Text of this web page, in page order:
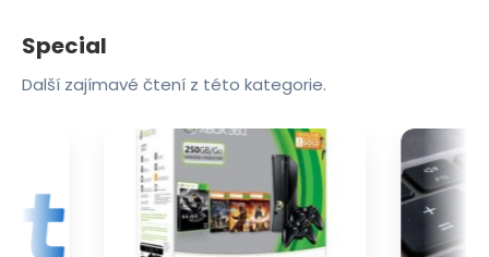
Special
Další zajímavé čtení z této kategorie.